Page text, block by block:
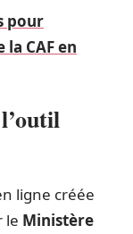
pour
CAF en
ligne créée
le Ministère